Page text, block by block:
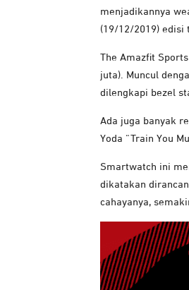
menjadikannya
(19/12/2019) edisi
The Amazfit
juta). Muncul
dilengkapi bezel
Ada juga banyak
Yoda “Train You
Smartwatch ini
dikatakan
cahayanya,